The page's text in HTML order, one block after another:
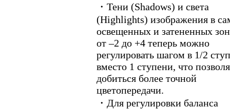
・Тени (Shadows) и света
(Highlights) изображения в
освещенных и затененных
от –2 до +4 теперь можно
регулировать шагом в 1/2
вместо 1 ступени, что
добиться более точной
цветопередачи.
・Для регулировки баланса